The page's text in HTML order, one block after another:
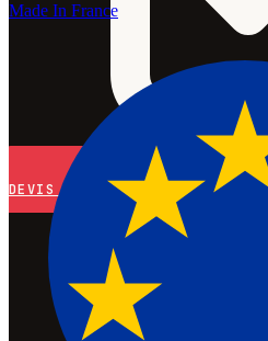
DEVIS
Made In France